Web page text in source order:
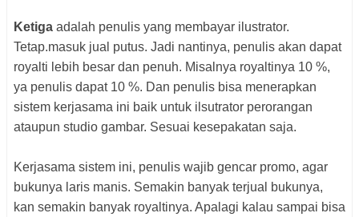
Ketiga adalah penulis yang membayar ilustrator.
Tetap.masuk jual putus. Jadi nantinya, penulis akan dapat
royalti lebih besar dan penuh. Misalnya royaltinya 10 %,
ya penulis dapat 10 %. Dan penulis bisa menerapkan
sistem kerjasama ini baik untuk ilsutrator perorangan
ataupun studio gambar. Sesuai kesepakatan saja.
Kerjasama sistem ini, penulis wajib gencar promo, agar
bukunya laris manis. Semakin banyak terjual bukunya,
kan semakin banyak royaltinya. Apalagi kalau sampai bisa